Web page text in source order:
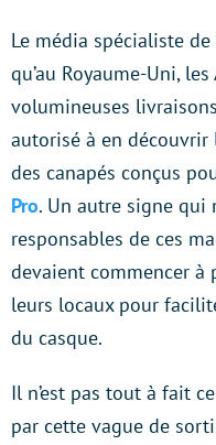
Le média spécialiste
qu’au Royaume-Uni,
volumineuses
autorisé à en découvrir
des canapés conçus
Pro. Un autre signe qui
responsables de ces
devaient commencer à
leurs locaux pour
du casque.
Il n’est pas tout à fait
par cette vague de